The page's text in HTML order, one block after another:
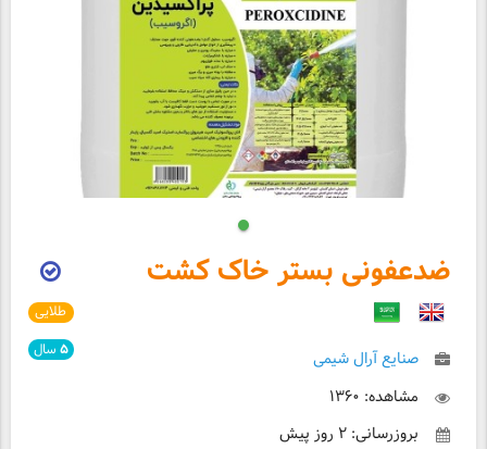
ضدعفونی بستر خاک کشت
صنایع آرال شیمی
مشاهده: ۱۳۶۰
بروزرسانی: ۲ روز پیش
طلایی
۵ سال